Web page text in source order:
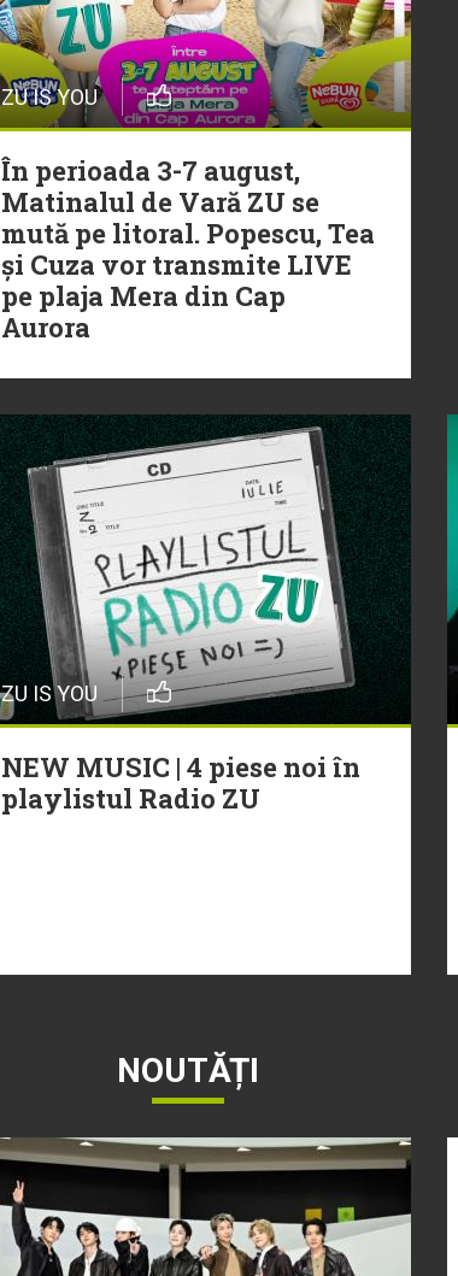
ZU IS YOU
În perioada 3-7 august,
Matinalul de Vară ZU se
mută pe litoral. Popescu, Tea
și Cuza vor transmite LIVE
pe plaja Mera din Cap
Aurora
ZU IS YOU
NEW MUSIC | 4 piese noi în
playlistul Radio ZU
NOUTĂȚI